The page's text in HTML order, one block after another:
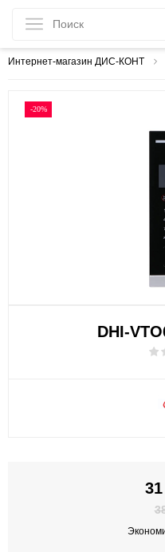
Интернет-магазин ДИС-КОНТ
-20%
DHI-